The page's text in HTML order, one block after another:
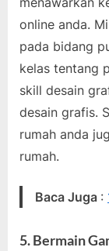
online anda.
pada bidang
kelas tentang
skill desain
desain grafis.
rumah anda
rumah.
Baca Juga :
5. Bermain